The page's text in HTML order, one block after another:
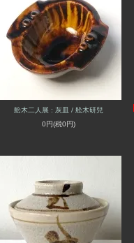
舩木二人展 : 灰皿 / 舩木研兒
0円(税0円)